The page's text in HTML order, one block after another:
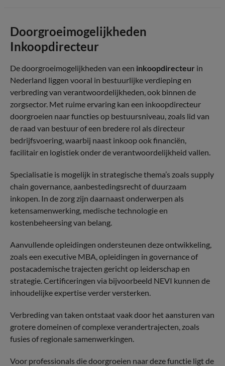
Doorgroeimogelijkheden
Inkoopdirecteur
De doorgroeimogelijkheden van een inkoopdirecteur in
Nederland liggen vooral in bestuurlijke verdieping en
verbreding van verantwoordelijkheden, ook binnen de
zorgsector. Met ruime ervaring kan een inkoopdirecteur
doorgroeien naar functies op bestuursniveau, zoals lid van
de raad van bestuur of een bredere rol als directeur
bedrijfsvoering, waarbij naast inkoop ook financiën,
facilitair en logistiek onder de verantwoordelijkheid vallen.
Specialisatie is mogelijk in strategische thema’s zoals supply
chain governance, aanbestedingsrecht of duurzaam
inkopen. In de zorg zijn daarnaast onderwerpen als
ketensamenwerking, medische technologie en
kostenbeheersing van belang.
Aanvullende opleidingen ondersteunen deze ontwikkeling,
zoals een executive MBA, opleidingen in governance of
postacademische trajecten gericht op leiderschap en
strategie. Certificeringen via bijvoorbeeld NEVI kunnen de
inhoudelijke expertise verder versterken.
Verbreding van taken ontstaat vaak door het aansturen van
grotere domeinen of complexe verandertrajecten, zoals
fusies of regionale samenwerkingen.
Voor professionals die doorgroeien naar deze functie ligt de